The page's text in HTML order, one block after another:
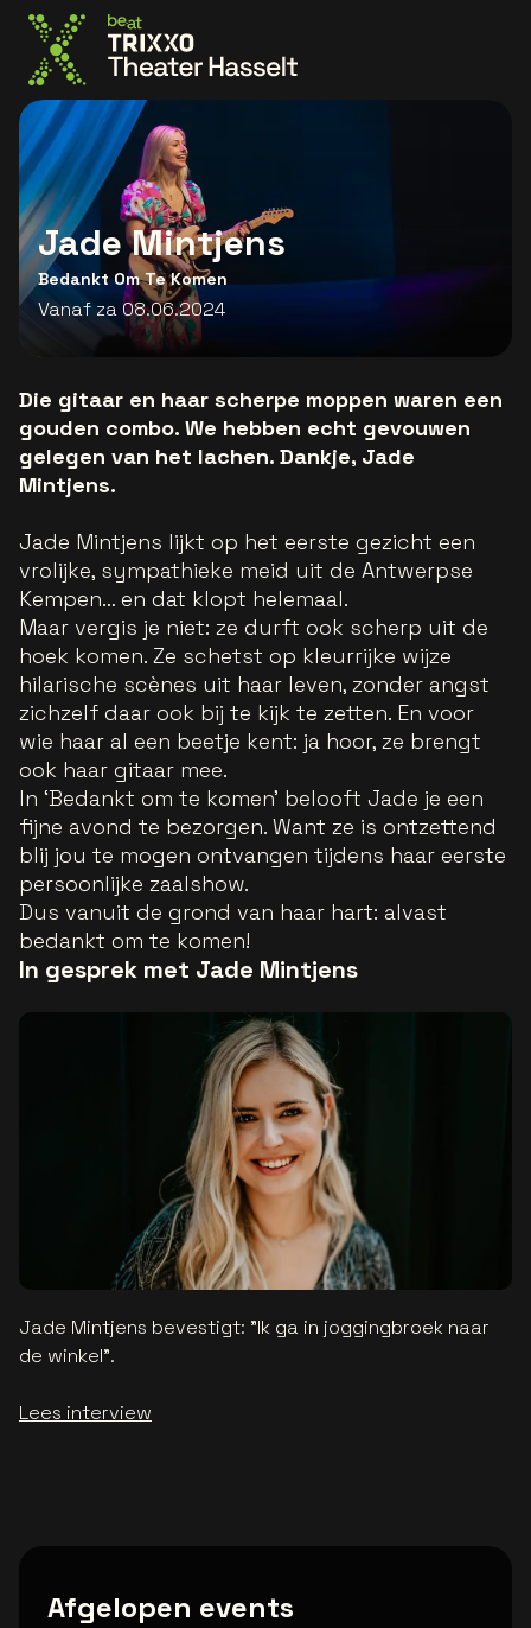
Ga naar de homepage
Jade Mintjens
Bedankt Om Te Komen
Vanaf za 08.06.2024
Die gitaar en haar scherpe moppen waren een
gouden combo. We hebben echt gevouwen
gelegen van het lachen. Dankje, Jade
Mintjens.
Jade Mintjens lijkt op het eerste gezicht een
vrolijke, sympathieke meid uit de Antwerpse
Kempen… en dat klopt helemaal.
Maar vergis je niet: ze durft ook scherp uit de
hoek komen. Ze schetst op kleurrijke wijze
hilarische scènes uit haar leven, zonder angst
zichzelf daar ook bij te kijk te zetten. En voor
wie haar al een beetje kent: ja hoor, ze brengt
ook haar gitaar mee.
In ‘Bedankt om te komen’ belooft Jade je een
fijne avond te bezorgen. Want ze is ontzettend
blij jou te mogen ontvangen tijdens haar eerste
persoonlijke zaalshow.
Dus vanuit de grond van haar hart: alvast
bedankt om te komen!
In gesprek met Jade Mintjens
Jade Mintjens bevestigt: "Ik ga in joggingbroek naar
de winkel".
Lees interview
Afgelopen events